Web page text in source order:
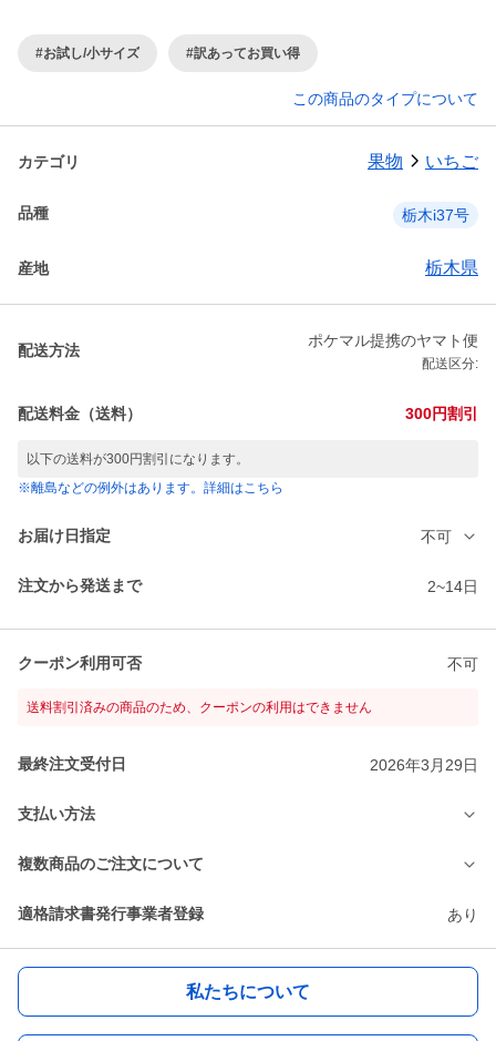
#お試し/小サイズ #訳あってお買い得
この商品のタイプについて
カテゴリ 果物 いちご
品種 栃木i37号
産地 栃木県
配送方法
ポケマル提携のヤマト便
配送区分:
配送料金（送料） 300円割引
以下の送料が300円割引になります。
※離島などの例外はあります。詳細はこちら
お届け日指定 不可
注文から発送まで 2~14日
クーポン利用可否 不可
送料割引済みの商品のため、クーポンの利用はできません
最終注文受付日 2026年3月29日
支払い方法
複数商品のご注文について
適格請求書発行事業者登録 あり
私たちについて